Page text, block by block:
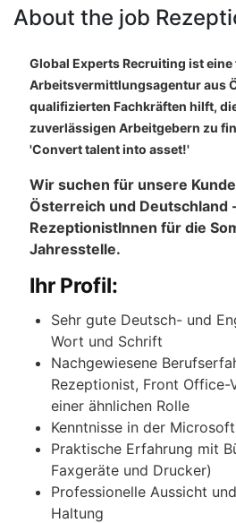
About the job
Global Experts Recruiting ist
Arbeitsvermittlungsagentur aus
qualifizierten Fachkräften hilft,
zuverlässigen Arbeitgebern zu
'Convert talent into asset!'
Wir suchen für unsere
Österreich und Deutschland
RezeptionistInnen für die
Jahresstelle.
Ihr Profil:
Sehr gute Deutsch- und
Wort und Schrift
Nachgewiesene
Rezeptionist, Front
einer ähnlichen Rolle
Kenntnisse in der
Praktische Erfahrung mit
Faxgeräte und Drucker)
Professionelle Aussicht
Haltung